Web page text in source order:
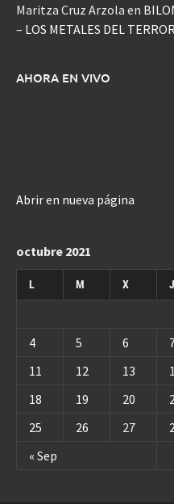
Maritza Cruz Arzola en
– LOS METALES DEL
AHORA EN VIVO
Abrir en nueva página
octubre 2021
L M X J
« Sep
4
5 6
11
12 13
18
19 20
25
26 27